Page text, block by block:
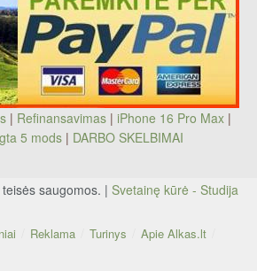
| Refinansavimas| iPhone 16 Pro Max|
gta 5 mods | DARBO SKELBIMAI
saugomos. | Svetainę kūrė - Studija
Reklama Turinys
Apie Alkas.lt